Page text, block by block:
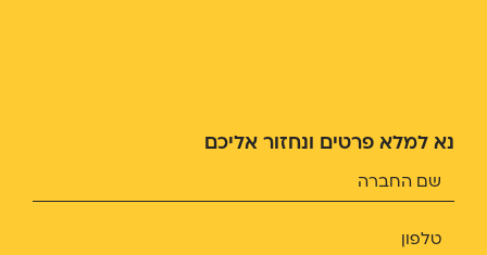
נא למלא פרטים ונחזור אליכם